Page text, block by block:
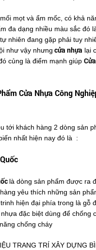
mọt và ẩm mốc, có khả
đa dạng nhiều màu sắc đó
nhiên đang gặp phải tuy
như vậy nhưng cửa nhựa lại
củng là điểm mạnh giúp
Cửa Nhựa Công
tới khách hàng 2 dòng sản
nhất hiện nay đó là :
là dòng sản phẩm được ra
yêu thích những sản
hiện đại phía trong là gỗ
đặc biệt dùng để chống
chống cháy